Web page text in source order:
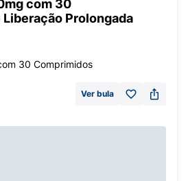
com 30
Prolongada
30 Comprimidos
Ver bula